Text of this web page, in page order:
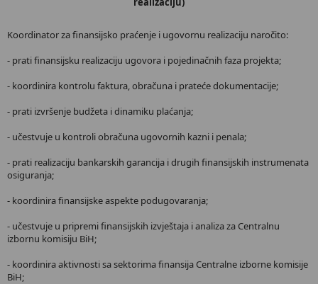
Koordinator za finansijsko praćenje i ugovornu realizaciju naročito:
- prati finansijsku realizaciju ugovora i pojedinačnih faza projekta;
- koordinira kontrolu faktura, obračuna i prateće dokumentacije;
- prati izvršenje budžeta i dinamiku plaćanja;
- učestvuje u kontroli obračuna ugovornih kazni i penala;
- prati realizaciju bankarskih garancija i drugih finansijskih instrumenata
osiguranja;
- koordinira finansijske aspekte podugovaranja;
- učestvuje u pripremi finansijskih izvještaja i analiza za Centralnu
izbornu komisiju BiH;
- koordinira aktivnosti sa sektorima finansija Centralne izborne komisije
BiH;